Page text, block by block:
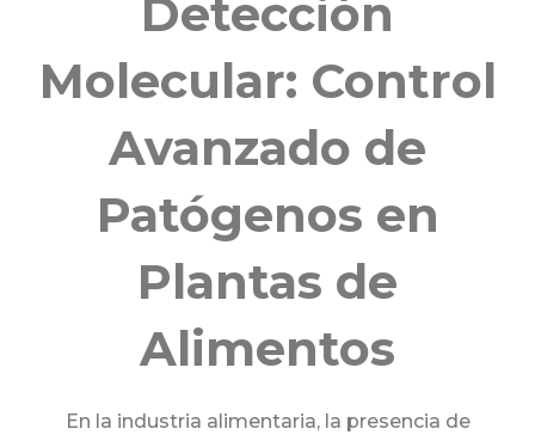
Detección
Molecular: Control
Avanzado de
Patógenos en
Plantas de
Alimentos
En la industria alimentaria, la presencia de